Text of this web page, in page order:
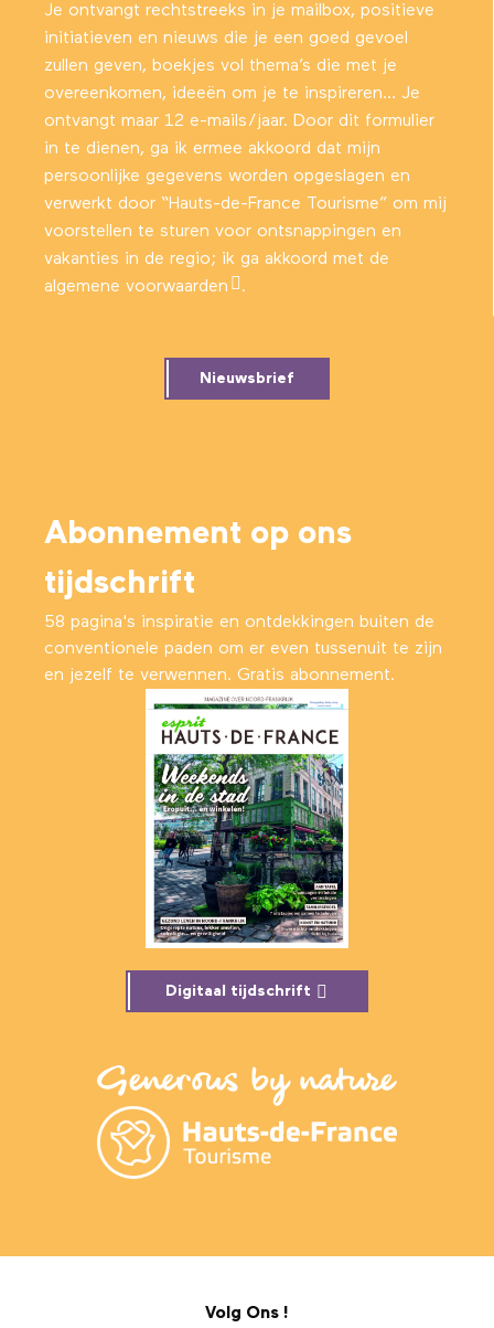
Je ontvangt rechtstreeks in je mailbox, positieve
initiatieven en nieuws die je een goed gevoel
zullen geven, boekjes vol thema’s die met je
overeenkomen, ideeën om je te inspireren… Je
ontvangt maar 12 e-mails/jaar. Door dit formulier
in te dienen, ga ik ermee akkoord dat mijn
persoonlijke gegevens worden opgeslagen en
verwerkt door “Hauts-de-France Tourisme” om mij
voorstellen te sturen voor ontsnappingen en
vakanties in de regio; ik ga akkoord met de
algemene voorwaarden
.
Nieuwsbrief
Abonnement op ons
tijdschrift
58 pagina's inspiratie en ontdekkingen buiten de
conventionele paden om er even tussenuit te zijn
en jezelf te verwennen. Gratis abonnement.
Digitaal tijdschrift
Volg Ons !